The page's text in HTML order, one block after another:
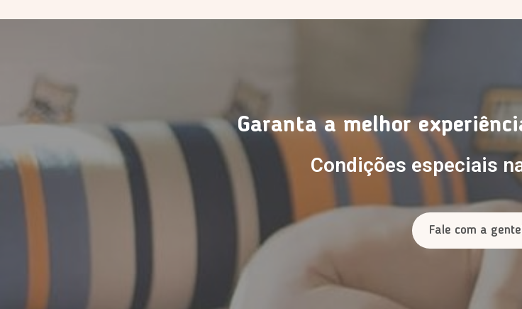
Garanta a melhor
Condições especiais
Fale com a